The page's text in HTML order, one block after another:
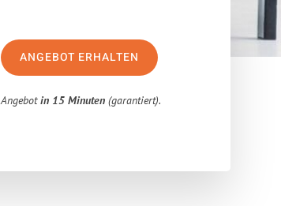
ANGEBOT ERHALTEN
Angebotin 15 Minuten (garantiert).